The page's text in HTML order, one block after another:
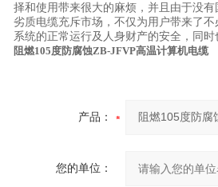
择和使用带来很大的麻烦，并且由于没
劣质电缆充斥市场，不仅为用户带来了
系统的正常运行及人身财产的安全，同
阻燃105度防腐蚀ZB-JFVP高温计算机电缆
产品：
您的单位：